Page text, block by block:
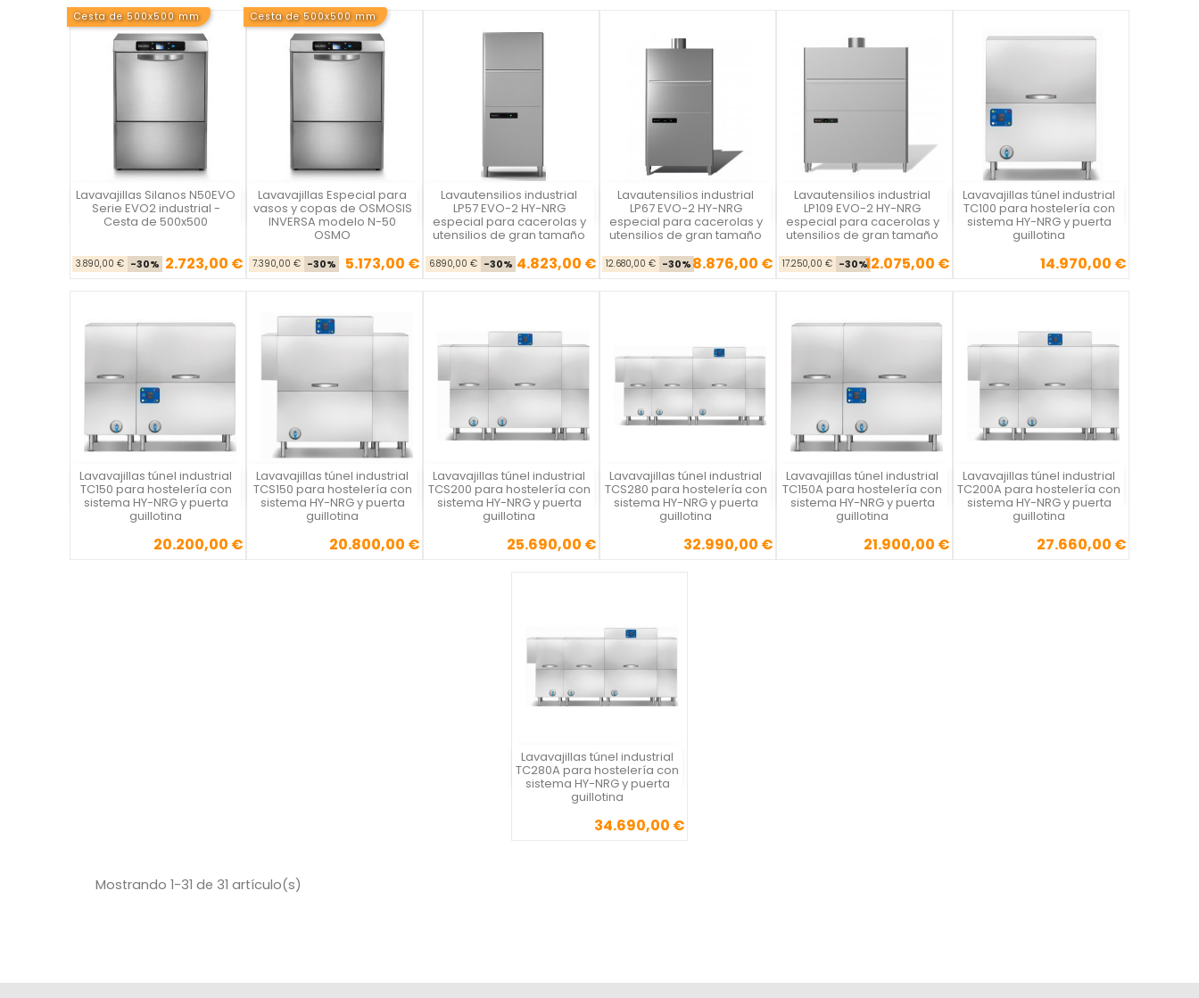
Cesta de 500x500 mm
Lavavajillas Silanos N50EVO
Serie EVO2 industrial -
Cesta de 500x500
Precio base
3.890,00 € -30% Precio
2.723,00 €
Silanos
Cesta de 500x500 mm
Lavavajillas Especial para
vasos y copas de OSMOSIS
INVERSA modelo N-50
OSMO
Precio base
7.390,00 € -30% Precio
5.173,00 €
Silanos Lavautensilios industrial
LP57 EVO-2 HY-NRG
especial para cacerolas y
utensilios de gran tamaño
Precio base
6.890,00 € -30% Precio
4.823,00 €
Silanos Lavautensilios industrial
LP67 EVO-2 HY-NRG
especial para cacerolas y
utensilios de gran tamaño
Precio base
12.680,00 € -30% Precio
8.876,00 €
Silanos Lavautensilios industrial
LP109 EVO-2 HY-NRG
especial para cacerolas y
utensilios de gran tamaño
Precio base
17.250,00 € -30% Precio
12.075,00 €
Silanos Lavavajillas túnel industrial
TC100 para hostelería con
sistema HY-NRG y puerta
guillotina
Precio
14.970,00 €
Silanos
Lavavajillas túnel industrial
TC150 para hostelería con
sistema HY-NRG y puerta
guillotina
Precio
20.200,00 €
Silanos Lavavajillas túnel industrial
TCS150 para hostelería con
sistema HY-NRG y puerta
guillotina
Precio
20.800,00 €
Silanos Lavavajillas túnel industrial
TCS200 para hostelería con
sistema HY-NRG y puerta
guillotina
Precio
25.690,00 €
Silanos Lavavajillas túnel industrial
TCS280 para hostelería con
sistema HY-NRG y puerta
guillotina
Precio
32.990,00 €
Silanos Lavavajillas túnel industrial
TC150A para hostelería con
sistema HY-NRG y puerta
guillotina
Precio
21.900,00 €
Silanos Lavavajillas túnel industrial
TC200A para hostelería con
sistema HY-NRG y puerta
guillotina
Precio
27.660,00 €
Silanos
Lavavajillas túnel industrial
TC280A para hostelería con
sistema HY-NRG y puerta
guillotina
Precio
34.690,00 €
Silanos
Mostrando 1-31 de 31 artículo(s)